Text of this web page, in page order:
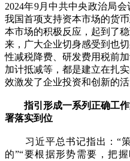
2024年9月中共中央政治局
我国首项支持资本市场的货
本市场的积极反应，起到了
来，广大企业切身感受到也
性减税降费、研发费用税前
加计抵减等，都是建立在扎
效激发了企业投资和创新的活
指引形成一系列正确工作
署落实到位
习近平总书记指出：“策
的”“要根据形势需要，把